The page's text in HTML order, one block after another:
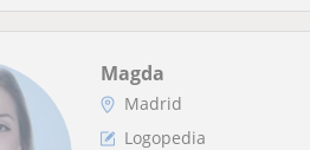
Magda
Madrid
Logopedia